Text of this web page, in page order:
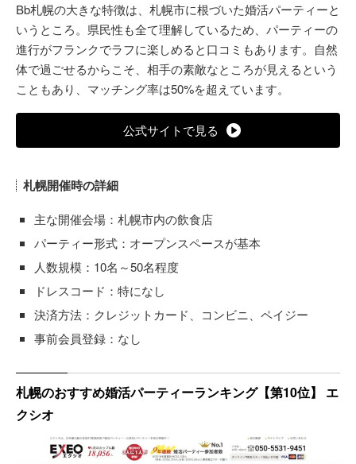
Bb札幌の大きな特徴は、札幌市に根づいた婚活パーティーと
いうところ。県民性も全て理解しているため、パーティーの
進行がフランクでラフに楽しめると口コミもあります。自然
体で過ごせるからこそ、相手の素敵なところが見えるという
こともあり、マッチング率は50%を超えています。
公式サイトで見る
札幌開催時の詳細
主な開催会場：札幌市内の飲食店
パーティー形式：オープンスペースが基本
人数規模：10名～50名程度
ドレスコード：特になし
決済方法：クレジットカード、コンビニ、ペイジー
事前会員登録：なし
札幌のおすすめ婚活パーティーランキング【第10位】 エ
クシオ